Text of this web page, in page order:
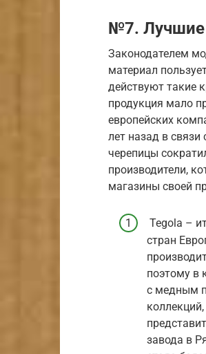
№7. Лучшие
Законодателем
материал
действуют такие
продукция мало
европейских
лет назад в
черепицы
производители,
магазины своей
Tegola –
стран
поэтому в
с медным
завода в